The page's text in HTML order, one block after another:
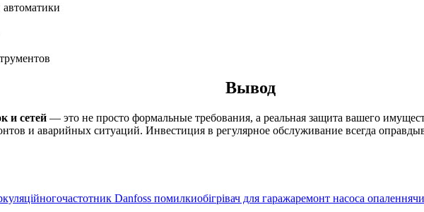
автоматики
Вывод
и сетей — это не просто формальные требования, а реальная защита вашего
и аварийных ситуаций. Инвестиция в регулярное обслуживание всегда
частотник Danfoss помилкиобігрівач для гаражаремонт насоса опалення